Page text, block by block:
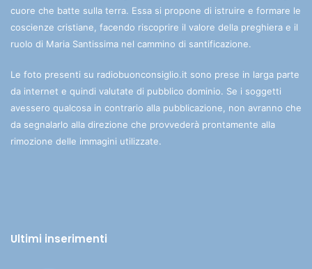
cuore che batte sulla terra. Essa si propone di istruire e formare le
coscienze cristiane, facendo riscoprire il valore della preghiera e il
ruolo di Maria Santissima nel cammino di santificazione.
Le foto presenti su radiobuonconsiglio.it sono prese in larga parte
da internet e quindi valutate di pubblico dominio. Se i soggetti
avessero qualcosa in contrario alla pubblicazione, non avranno che
da segnalarlo alla direzione che provvederà prontamente alla
rimozione delle immagini utilizzate.
Ultimi inserimenti